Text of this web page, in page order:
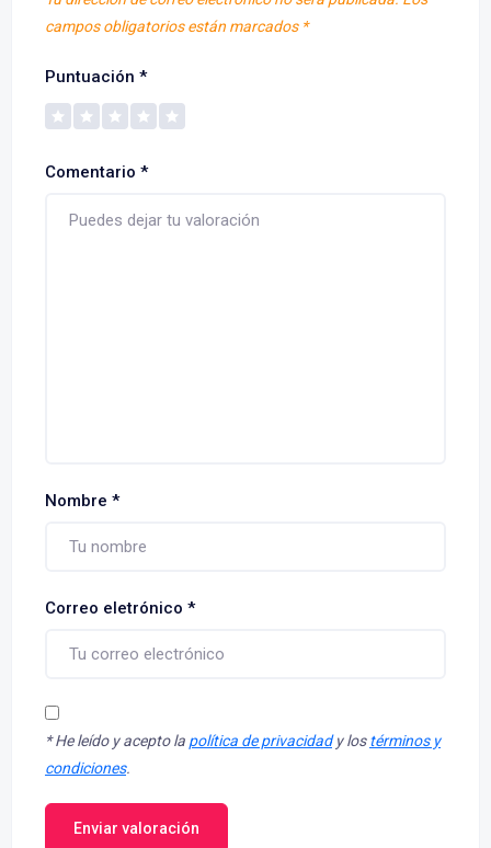
campos obligatorios están marcados *
Puntuación *
Comentario *
Nombre *
Correo eletrónico *
*He leído y acepto la política de privacidady lostérminos y
condiciones.
Enviar valoración